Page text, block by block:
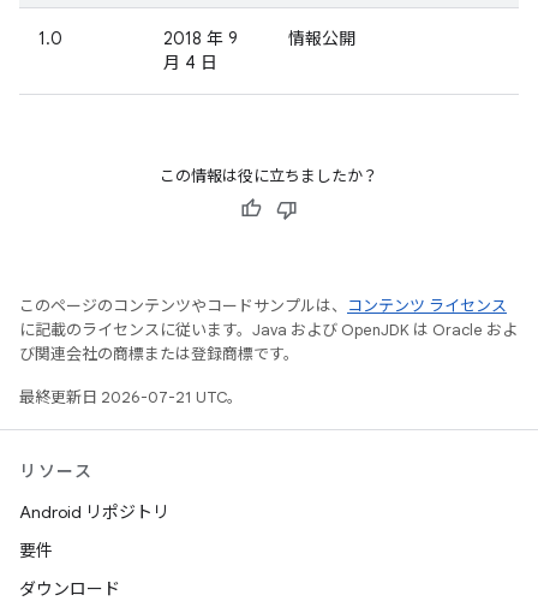
1.0
2018 年 9
月 4 日
情報公開
この情報は役に立ちましたか？
このページのコンテンツやコードサンプルは、
コンテンツ ライセンス
に記載のライセンスに従います。Java および OpenJDK は Oracle およ
び関連会社の商標または登録商標です。
最終更新日 2026-07-21 UTC。
リソース
Android リポジトリ
要件
ダウンロード